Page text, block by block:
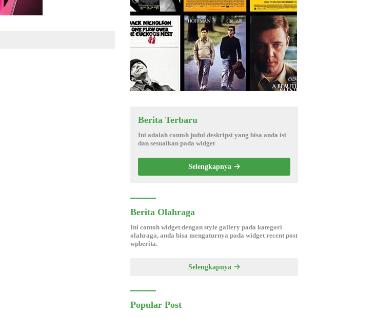
Berita Terbaru
Ini adalah contoh judul deskripsi yang bisa anda isi
dan sesuaikan pada widget
Selengkapnya
Berita Olahraga
Ini contoh widget dengan style gallery pada kategori
olahraga, anda bisa mengaturnya pada widget recent post
wpberita.
Selengkapnya
Popular Post